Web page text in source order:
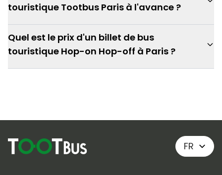
touristique Tootbus Paris à l'avance ?
Quel est le prix d'un billet de bus
touristique Hop-on Hop-off à Paris ?
FR